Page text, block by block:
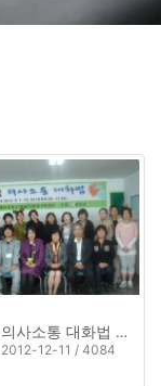
비폭력 의사소통 대화법 수료식 장면
12-11 / 4084